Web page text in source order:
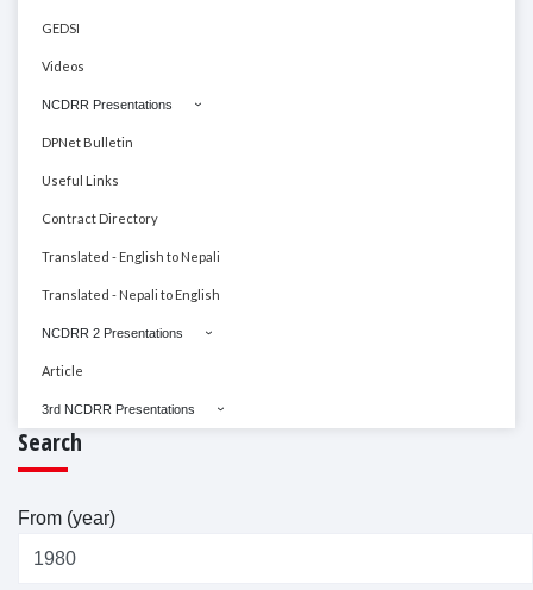
GEDSI
Videos
NCDRR Presentations
DPNet Bulletin
Useful Links
Contract Directory
Translated - English to Nepali
Translated - Nepali to English
NCDRR 2 Presentations
Article
3rd NCDRR Presentations
Search
From (year)